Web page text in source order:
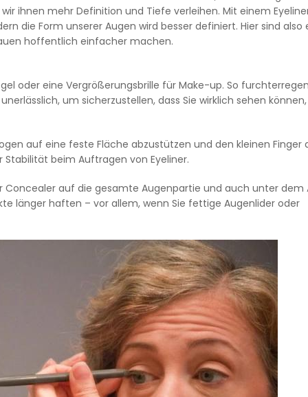
ihnen mehr Definition und Tiefe verleihen. Mit einem
die Form unserer Augen wird besser definiert. Hier sind also
hoffentlich einfacher machen.
oder eine Vergrößerungsbrille für Make-up. So
um sicherzustellen, dass Sie wirklich sehen können,
auf eine feste Fläche abzustützen und den kleinen Finger
beim Auftragen von Eyeliner.
Concealer auf die gesamte Augenpartie und auch unter dem
länger haften – vor allem, wenn Sie fettige Augenlider oder